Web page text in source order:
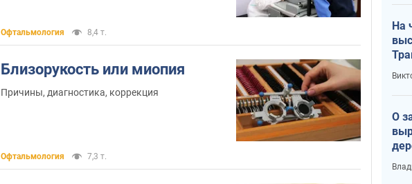
Офтальмология 8,4 т.
Близорукость или миопия
Причины, диагностика, коррекция
Офтальмология 7,3 т.
На
О
что